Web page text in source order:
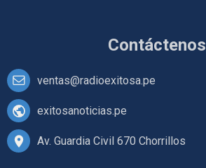
Contáctenos
ventas@radioexitosa.pe
exitosanoticias.pe
Av. Guardia Civil 670 Chorrillos